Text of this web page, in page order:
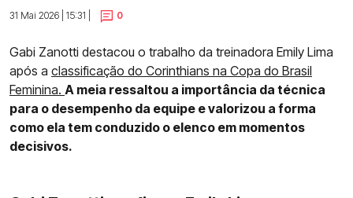
31 Mai 2026 | 15:31 |
0
Gabi Zanotti destacou o trabalho da treinadora Emily Lima
após a classificação do Corinthians na Copa do Brasil
Feminina. A meia ressaltou a importância da técnica
para o desempenho da equipe e valorizou a forma
como ela tem conduzido o elenco em momentos
decisivos.